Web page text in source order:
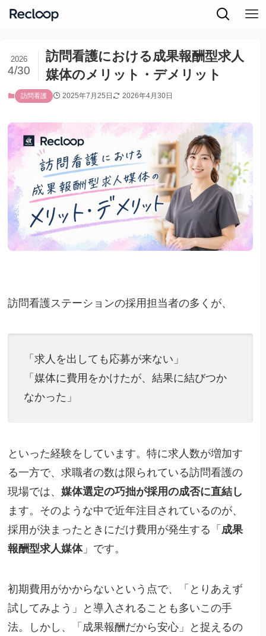
訪問看護における成果報酬型求人
媒体のメリット・デメリット
2026
4/30
訪問看護 2025年7月25日 2026年4月30日
訪問看護ステーションの採用担当者の多くが、
「求人を出しても応募が来ない」
「媒体に費用をかけたが、結果に結びつか
なかった」
といった経験をしています。特に求人数が増加す
る一方で、求職者の数は限られている訪問看護の
現場では、媒体選定の巧拙が採用の成否に直結し
ます。そのような中で近年注目されているのが、
採用が決まったときにだけ費用が発生する「 成果
報酬型求人媒体」です。
初期費用がかからないという点で、「とりあえず
試してみよう」と導入されることも多いこの手
法。しかし、「成果報酬だから安心」と捉えるの